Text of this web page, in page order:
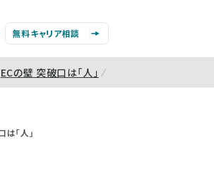
無料キャリア相談
ECの壁 突破口は「人」
「人」